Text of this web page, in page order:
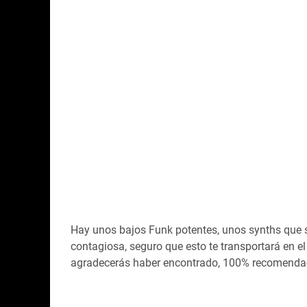
Hay unos bajos Funk potentes, unos synths
contagiosa, seguro que esto te transportará en
agradecerás haber encontrado, 100%